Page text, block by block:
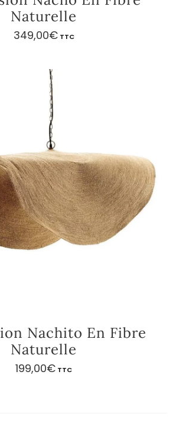
Naturelle
349,00€ TTC
Nachito En Fibre
Naturelle
199,00€ TTC